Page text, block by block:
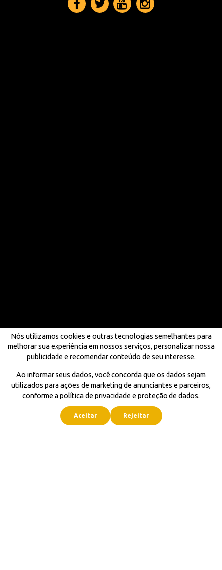
Nós utilizamos cookies e outras tecnologias semelhantes para
melhorar sua experiência em nossos serviços, personalizar nossa
publicidade e recomendar conteúdo de seu interesse.
Ao informar seus dados, você concorda que os dados sejam
utilizados para ações de marketing de anunciantes e parceiros,
conforme a política de privacidade e proteção de dados.
Aceitar Rejeitar